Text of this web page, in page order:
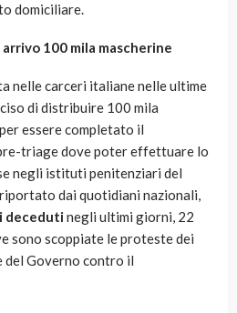
domiciliare.
100 mila mascherine
nelle carceri italiane nelle ultime
di distribuire 100 mila
essere completato il
triage dove poter effettuare lo
negli istituti penitenziari del
dai quotidiani nazionali,
decedutinegli ultimi giorni, 22
sono scoppiate le proteste dei
del Governo contro il